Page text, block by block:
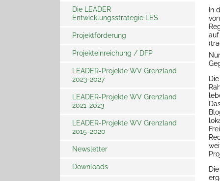
Die LEADER
Entwicklungsstrategie LES
Projektförderung
Förderschwerpunkte
Fördersätze
Informations- und
Projekteinreichung / DFP
Relevante Links
LEADER-Projekte WV Grenzland
2023-2027
LEADER-Projekte WV Grenzland
2021-2023
LEADER-Projekte WV Grenzland
2015-2020
Newsletter
Newsletter Archiv
Downloads
In